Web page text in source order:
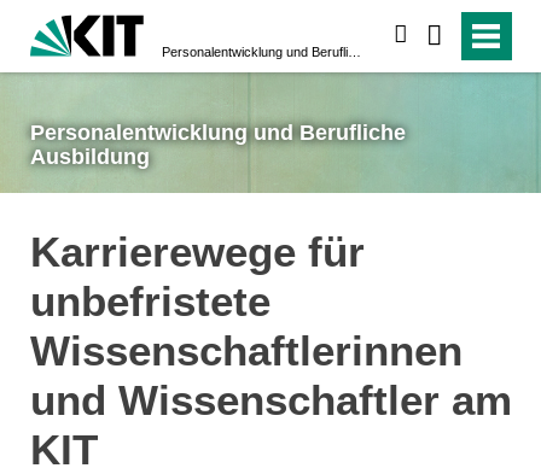
Personalentwicklung und Berufliche
Ausbildung
Karrierewege für
unbefristete
Wissenschaftlerinnen
und Wissenschaftler am
KIT